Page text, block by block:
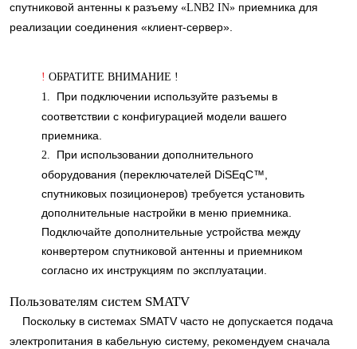
спутниковой антенны к разъему «LNB2 IN» приемника для
реализации соединения «клиент-сервер».
! ОБРАТИТЕ ВНИМАНИЕ !
1. При подключении используйте разъемы в
соответствии с конфигурацией модели вашего
приемника.
2. При использовании дополнительного
оборудования (переключателей DiSEqC™,
спутниковых позиционеров) требуется установить
дополнительные настройки в меню приемника.
Подключайте дополнительные устройства между
конвертером спутниковой антенны и приемником
согласно их инструкциям по эксплуатации.
Пользователям систем SMATV
Поскольку в системах SMATV часто не допускается подача
электропитания в кабельную систему, рекомендуем сначала